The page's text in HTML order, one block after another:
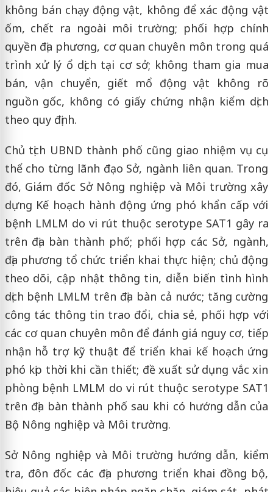
không bán chạy động vật, không để xác động vật
ốm, chết ra ngoài môi trường; phối hợp chính
quyền địa phương, cơ quan chuyên môn trong quá
trình xử lý ổ dịch tại cơ sở; không tham gia mua
bán, vận chuyển, giết mổ động vật không rõ
nguồn gốc, không có giấy chứng nhận kiểm dịch
theo quy định.
Chủ tịch UBND thành phố cũng giao nhiệm vụ cụ
thể cho từng lãnh đạo Sở, ngành liên quan. Trong
đó, Giám đốc Sở Nông nghiệp và Môi trường xây
dựng Kế hoạch hành động ứng phó khẩn cấp với
bệnh LMLM do vi rút thuộc serotype SAT1 gây ra
trên địa bàn thành phố; phối hợp các Sở, ngành,
địa phương tổ chức triển khai thực hiện; chủ động
theo dõi, cập nhật thông tin, diễn biến tình hình
dịch bệnh LMLM trên địa bàn cả nước; tăng cường
công tác thông tin trao đổi, chia sẻ, phối hợp với
các cơ quan chuyên môn để đánh giá nguy cơ, tiếp
nhận hỗ trợ kỹ thuật để triển khai kế hoạch ứng
phó kịp thời khi cần thiết; đề xuất sử dụng vắc xin
phòng bệnh LMLM do vi rút thuộc serotype SAT1
trên địa bàn thành phố sau khi có hướng dẫn của
Bộ Nông nghiệp và Môi trường.
Sở Nông nghiệp và Môi trường hướng dẫn, kiểm
tra, đôn đốc các địa phương triển khai đồng bộ,